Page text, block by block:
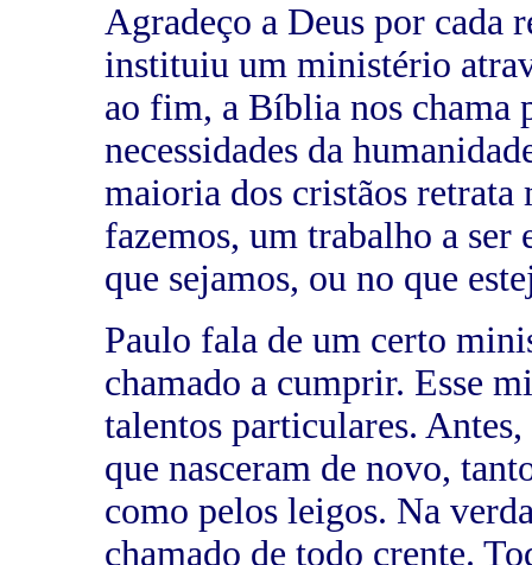
Agradeço a Deus por cada
instituiu um ministério
ao fim, a Bíblia nos chama
necessidades da
maioria dos cristãos
fazemos, um trabalho a
que sejamos, ou no que
Paulo fala de um certo
chamado a cumprir. Esse
talentos particulares.
que nasceram de novo,
como pelos leigos. Na
chamado de todo crente.